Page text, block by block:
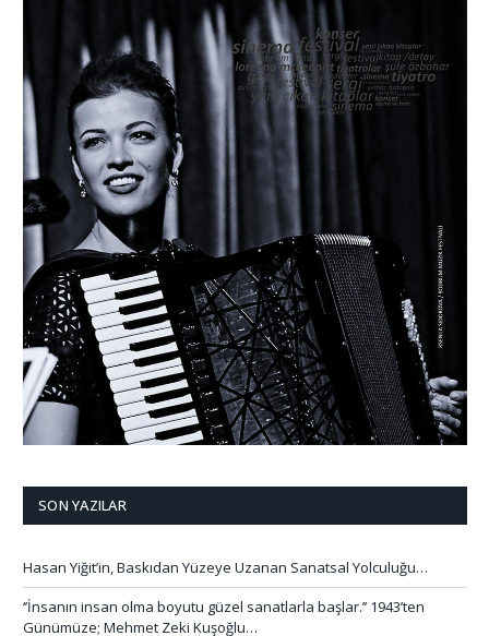
SON YAZILAR
Hasan Yiğit’in, Baskıdan Yüzeye Uzanan Sanatsal Yolculuğu…
‘’İnsanın insan olma boyutu güzel sanatlarla başlar.’’ 1943’ten
Günümüze; Mehmet Zeki Kuşoğlu…